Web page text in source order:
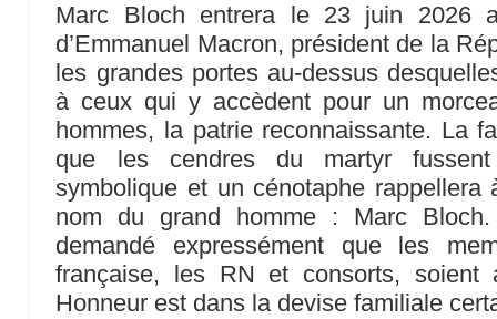
Marc Bloch entrera le 23 juin 2026
d’Emmanuel Macron, président de la
les grandes portes au-dessus
à ceux qui y accèdent pour un
hommes, la patrie reconnaissante. La
que les cendres du martyr fussent
symbolique et un cénotaphe
nom du grand homme : Marc
demandé expressément que les
française, les RN et consorts, soient
Honneur est dans la devise familiale